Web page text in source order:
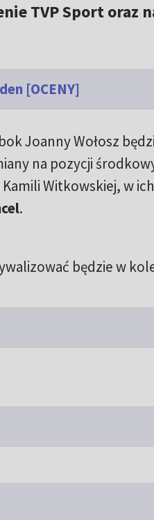
TVP Sport oraz
[OCENY]
Joanny Wołosz
na pozycji
Witkowskiej, w ich
.
będzie w